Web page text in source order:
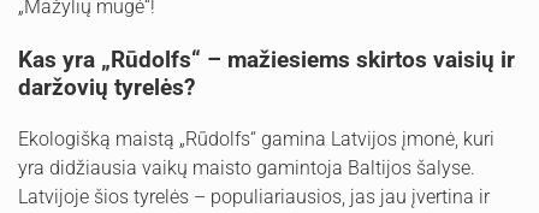
„Mažylių mugė“!
Kas yra „Rūdolfs“ – mažiesiems skirtos vaisių ir
daržovių tyrelės?
Ekologišką maistą „Rūdolfs“ gamina Latvijos įmonė, kuri
yra didžiausia vaikų maisto gamintoja Baltijos šalyse.
Latvijoje šios tyrelės – populiariausios, jas jau įvertina ir